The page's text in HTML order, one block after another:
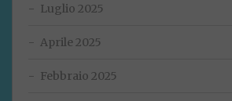
Luglio 2025
Aprile 2025
Febbraio 2025